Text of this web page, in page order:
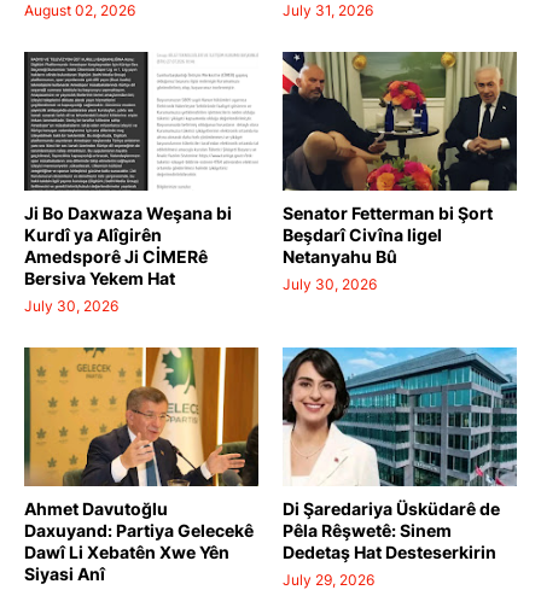
August 02, 2026 July 31, 2026
Ji Bo Daxwaza Weşana bi
Kurdî ya Alîgirên
Amedsporê Ji CİMERê
Bersiva Yekem Hat
July 30, 2026
Senator Fetterman bi Şort
Beşdarî Civîna ligel
Netanyahu Bû
July 30, 2026
Ahmet Davutoğlu
Daxuyand: Partiya Gelecekê
Dawî Li Xebatên Xwe Yên
Siyasi Anî
Di Şaredariya Üsküdarê de
Pêla Rêşwetê: Sinem
Dedetaş Hat Desteserkirin
July 29, 2026